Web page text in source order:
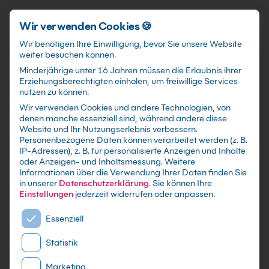
Schnellzugriff
Cobra Adress Grundkurs
mit Zertifikat als Live Online Training,
Präsenzseminar in IT-Schulungszentren sowie
maßgeschneiderte Firmen- oder Inhouse-
Schulung für dein Team - Lerne und erweitere
dein Cobra CRM Wissen
Wir verwenden Cookies 🍪
Wir benötigen Ihre Einwilligung, bevor Sie unsere Website
weiter besuchen können.
Minderjährige unter 16 Jahren müssen die Erlaubnis ihrer
Erziehungsberechtigten einholen, um freiwillige Services
nutzen zu können.
Wir verwenden Cookies und andere Technologien, von
denen manche essenziell sind, während andere diese
Website und Ihr Nutzungserlebnis verbessern.
Personenbezogene Daten können verarbeitet werden (z. B.
IP-Adressen), z. B. für personalisierte Anzeigen und Inhalte
oder Anzeigen- und Inhaltsmessung.Weitere
Informationen über die Verwendung Ihrer Daten finden Sie
in unserer Datenschutzerklärung.Sie können Ihre
Einstellungen jederzeit widerrufen oder anpassen.
Es folgt eine Liste der Service-Gruppen, für die eine
Essenziell
Statistik
Marketing